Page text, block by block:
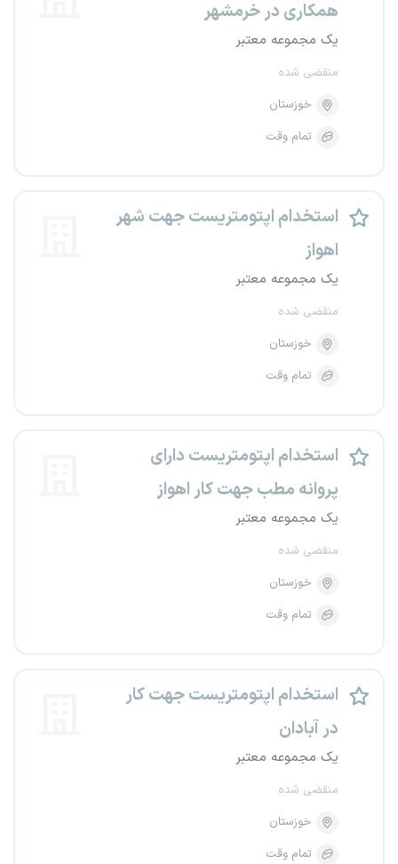
همکاری در خرمشهر
یک مجموعه معتبر
منقضی شده
خوزستان
تمام وقت
استخدام اپتومتریست جهت شهر
اهواز
یک مجموعه معتبر
منقضی شده
خوزستان
تمام وقت
استخدام اپتومتریست دارای
پروانه مطب جهت کار اهواز
یک مجموعه معتبر
منقضی شده
خوزستان
تمام وقت
استخدام اپتومتریست جهت کار
در آبادان
یک مجموعه معتبر
منقضی شده
خوزستان
تمام وقت